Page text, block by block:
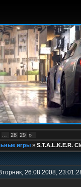
28 29 »
игры » S.T.A.L.K.E.R.
26.08.2008,